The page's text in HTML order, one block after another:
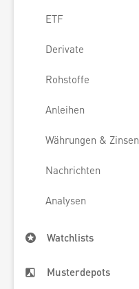
ETF
Derivate
Rohstoffe
Anleihen
Währungen & Zinsen
Nachrichten
Analysen
Watchlists
Musterdepots